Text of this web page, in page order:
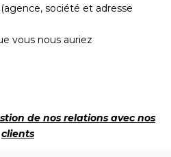
société et adresse
vous nous auriez
de nos relations avec nos
clients